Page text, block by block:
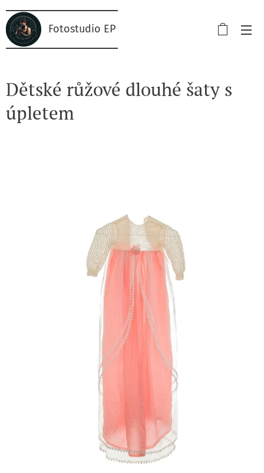
Fotostudio EP
Dětské růžové dlouhé šaty s
úpletem